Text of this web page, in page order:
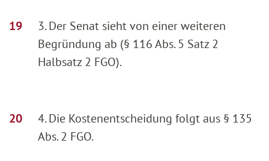
3. Der Senat sieht von einer weiteren
Begründung ab (§ 116 Abs. 5 Satz 2
Halbsatz 2 FGO).
4. Die Kostenentscheidung folgt aus § 135
Abs. 2 FGO.